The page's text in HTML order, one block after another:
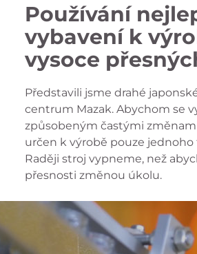
Používání
vybavení k
vysoce
Představili jsme drahé
centrum Mazak. Abychom se
způsobeným častými
určen k výrobě pouze
Raději stroj vypneme, než
přesnosti změnou úkolu.